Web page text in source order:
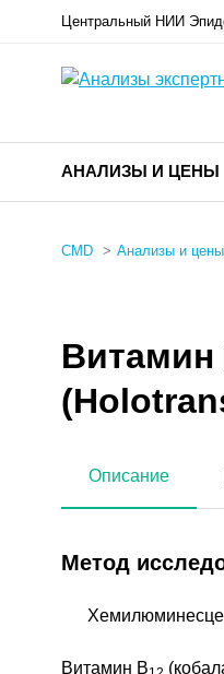
Центральный НИИ
АНАЛИЗЫ И ЦЕНЫ
CMD Анализы и цены
Витамин
Описание
Метод
Витамин B